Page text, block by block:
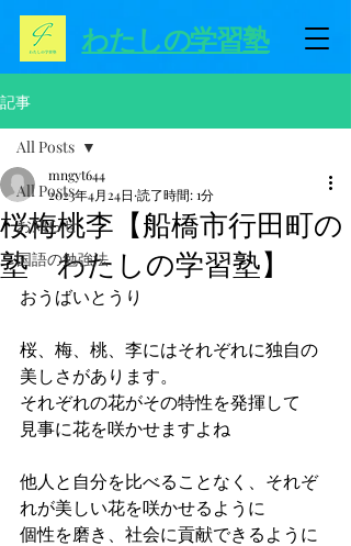
わたしの学習塾
記事
All Posts
お知らせ
国語の勉強法
All Posts
桜梅桃李【船橋市行田町の
塾 わたしの学習塾】
mngyt644
2023年4月24日 読了時間: 1分
おうばいとうり
桜、梅、桃、李にはそれぞれに独自の
美しさがあります。
それぞれの花がその特性を発揮して
見事に花を咲かせますよね
他人と自分を比べることなく、それぞ
れが美しい花を咲かせるように
個性を磨き、社会に貢献できるように